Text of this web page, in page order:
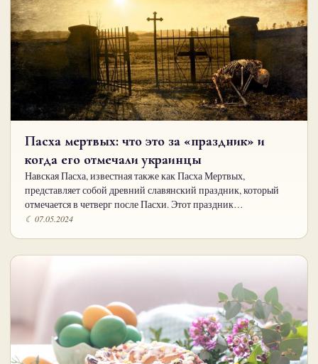
Пасха мертвых: что это за «праздник» и
когда его отмечали украинцы
Навская Пасха, известная также как Пасха Мертвых,
представляет собой древний славянский праздник, который
отмечается в четверг после Пасхи. Этот праздник…
☾ 07.05.2024